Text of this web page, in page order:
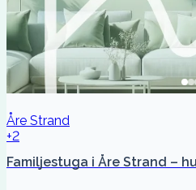
Åre Strand
+2
Familjestuga i Åre Strand –